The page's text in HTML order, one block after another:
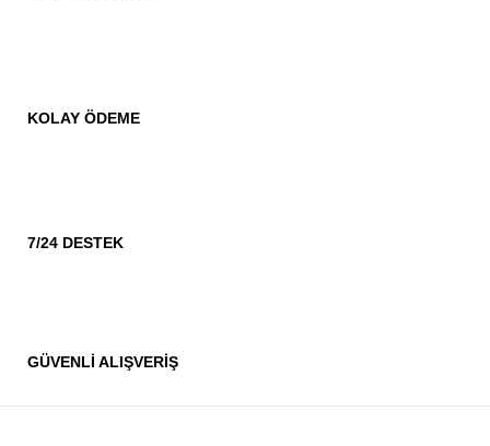
KOLAY ÖDEME
7/24 DESTEK
GÜVENLİ ALIŞVERİŞ